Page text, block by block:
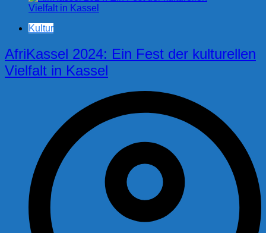
Kultur
AfriKassel 2024: Ein Fest der kulturellen
Vielfalt in Kassel